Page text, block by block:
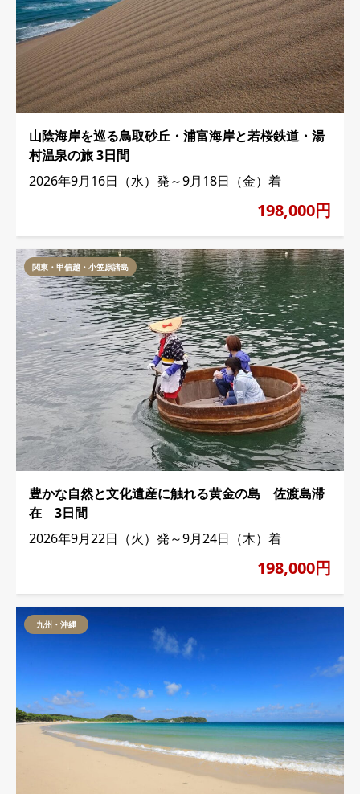
山陰海岸を巡る鳥取砂丘・浦富海岸と若桜鉄道・湯
村温泉の旅 3日間
2026年9月16日（水）発～9月18日（金）着
198,000円
関東・甲信越・小笠原諸島
豊かな自然と文化遺産に触れる黄金の島 佐渡島滞
在 3日間
2026年9月22日（火）発～9月24日（木）着
198,000円
九州・沖縄